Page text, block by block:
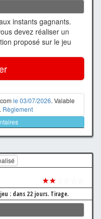
instants gagnants.
devez réaliser un
proposé sur le jeu
le 03/07/2026. Valable
. Règlement
★★
: dans 22 jours. Tirage.